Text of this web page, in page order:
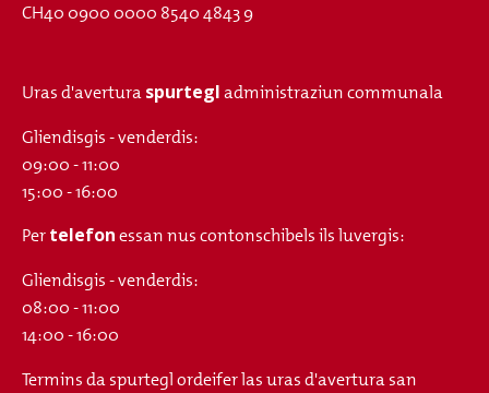
CH40 0900 0000 8540 4843 9
Uras d'averturaspurtegladministraziun communala
Gliendisgis - venderdis:
09:00 - 11:00
15:00 - 16:00
Pertelefonessan nus contonschibels ils luvergis:
Gliendisgis - venderdis:
08:00 - 11:00
14:00 - 16:00
Termins da spurtegl ordeifer las uras d'avertura san